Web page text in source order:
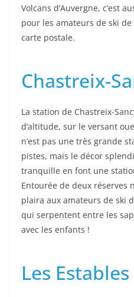
Volcans d’Auvergne, c’est
pour les amateurs de ski
carte postale.
Chastreix-
La station de Chastreix-
d’altitude, sur le versant
n’est pas une très grande
pistes, mais le décor
tranquille en font une
Entourée de deux réserves
plaira aux amateurs de ski
qui serpentent entre les
avec les enfants !
Les Estables